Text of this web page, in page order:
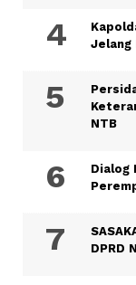
Jelang
NTB
Dialog
DPRD